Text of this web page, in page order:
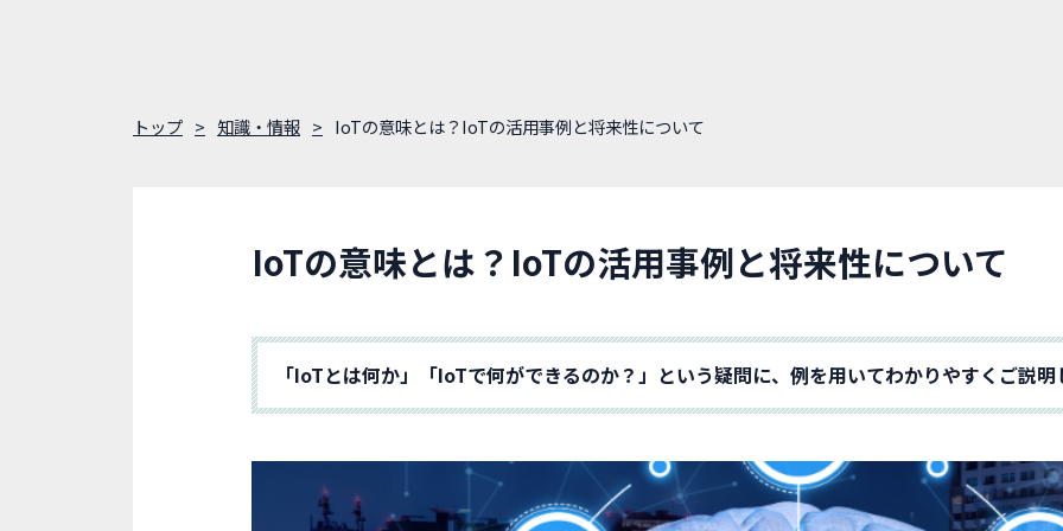
トップ 知識・情報 IoTの意味とは？IoTの活用事例と将来性について
IoTの意味とは？IoTの活用事例と将来性について
「IoTとは何か」「IoTで何ができるのか？」という疑問に、例を用いてわかりやすくご説明